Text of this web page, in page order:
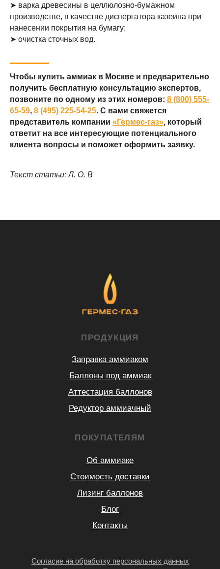
➤ варка древесины в целлюлозно-бумажном
производстве, в качестве диспергатора казеина при
нанесении покрытия на бумагу;
➤ очистка сточных вод.
Чтобы купить аммиак в Москве и предварительно
получить бесплатную консультацию экспертов,
позвоните по одному из этих номеров: 8 (800) 555-
65-59, 8 (495) 225-54-25. С вами свяжется
представитель компании «Гермес-газ», который
ответит на все интересующие потенциального
клиента вопросы и поможет оформить заявку.
Текст статьи: Л. О. В
© 2008–2026 «Гермес-газ»